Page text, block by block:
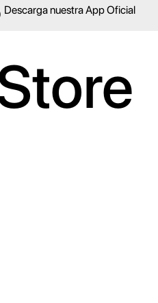
Descarga nuestra App Oficial